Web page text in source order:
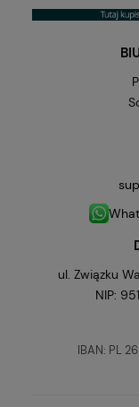
ul. Związku
NIP:
IBAN: PL